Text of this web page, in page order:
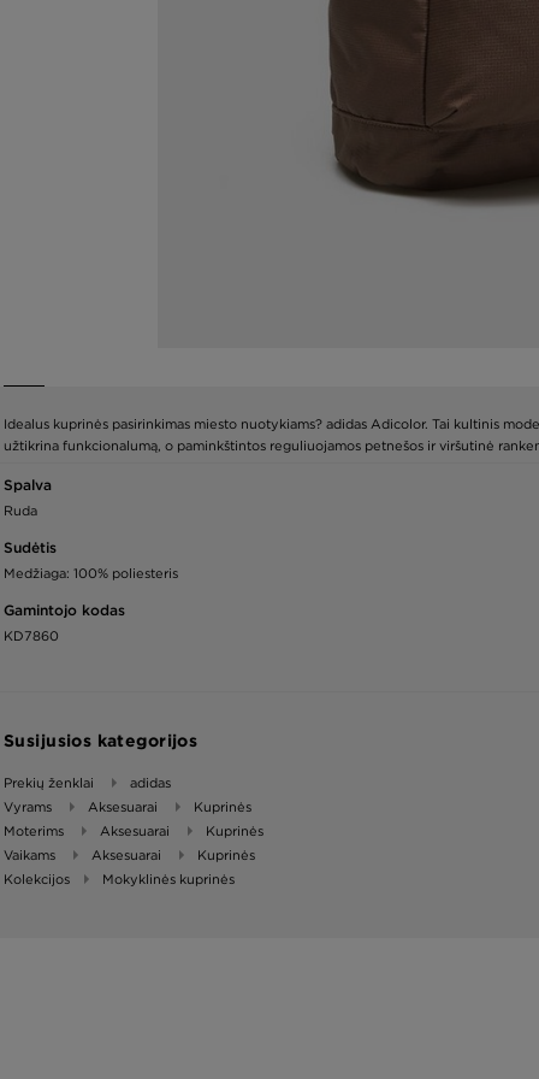
Idealus kuprinės pasirinkimas miesto nuotykiams? adidas Adicolor. Tai kultinis
užtikrina funkcionalumą, o paminkštintos reguliuojamos petnešos ir viršutinė
Spalva
Ruda
Sudėtis
Medžiaga: 100% poliesteris
Gamintojo kodas
KD7860
Susijusios kategorijos
Prekių ženklai
adidas
Vyrams
Aksesuarai
Kuprinės
Moterims
Aksesuarai
Kuprinės
Vaikams
Aksesuarai
Kuprinės
Kolekcijos
Mokyklinės kuprinės